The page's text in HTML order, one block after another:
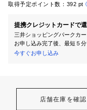
取得予定ポイント数： 392 pt
提携クレジットカードで
三井ショッピングパークカ
お申し込み完了後、最短５分
今すぐお申し込み
店舗在庫を確認